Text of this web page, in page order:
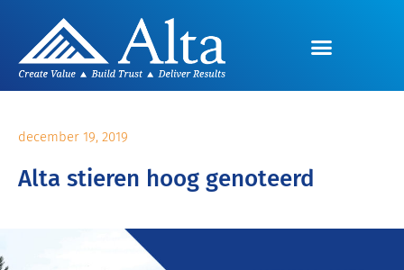
december 19, 2019
Alta stieren hoog genoteerd